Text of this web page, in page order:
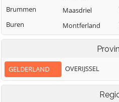
Brummen
Buren
Culemborg
Doetinchem
Druten
Maasdriel
Montferland
Neder-Betuwe
Nijmegen
Nunspeet
GELDERLAND OVERIJSSEL